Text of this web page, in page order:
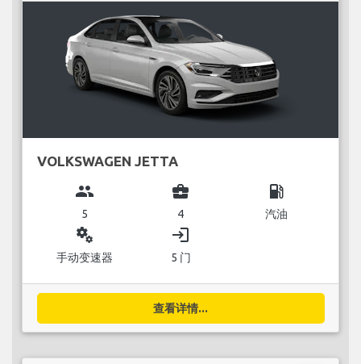
VOLKSWAGEN JETTA
group
5
business_center
4
local_gas_station
汽油
miscellaneous_services
手动变速器
login
5 门
查看详情...